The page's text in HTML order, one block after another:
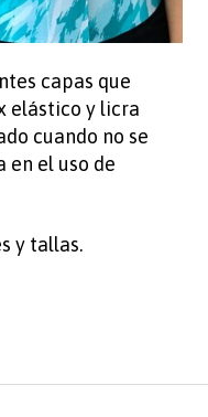
capas que
elástico y licra
cuando no se
en el uso de
y tallas.